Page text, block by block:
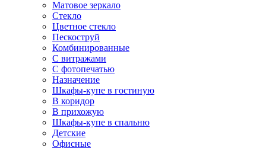
Матовое зеркало
Стекло
Цветное стекло
Пескоструй
Комбинированные
С витражами
С фотопечатью
Назначение
Шкафы-купе в гостиную
В коридор
В прихожую
Шкафы-купе в спальню
Детские
Офисные